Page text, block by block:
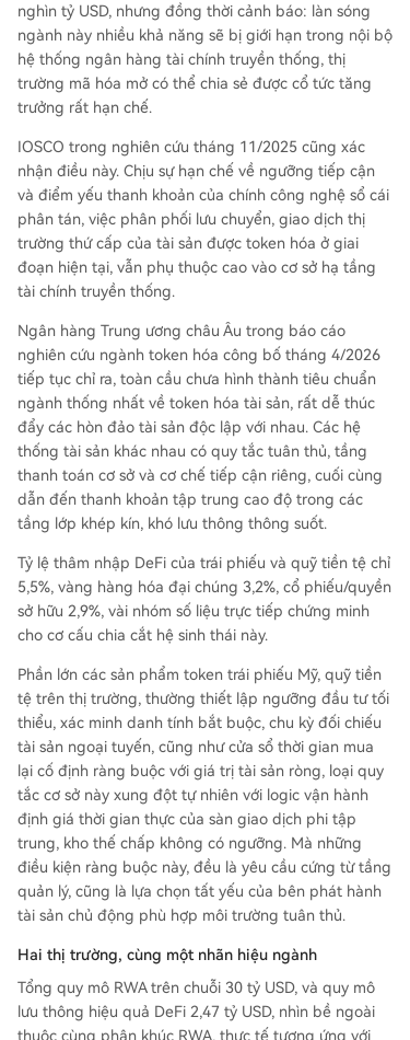
nghìn tỷ USD, nhưng đồng thời cảnh báo: làn sóng
ngành này nhiều khả năng sẽ bị giới hạn trong nội bộ
hệ thống ngân hàng tài chính truyền thống, thị
trường mã hóa mở có thể chia sẻ được cổ tức tăng
trưởng rất hạn chế.
IOSCO trong nghiên cứu tháng 11/2025 cũng xác
nhận điều này. Chịu sự hạn chế về ngưỡng tiếp cận
và điểm yếu thanh khoản của chính công nghệ sổ cái
phân tán, việc phân phối lưu chuyển, giao dịch thị
trường thứ cấp của tài sản được token hóa ở giai
đoạn hiện tại, vẫn phụ thuộc cao vào cơ sở hạ tầng
tài chính truyền thống.
Ngân hàng Trung ương châu Âu trong báo cáo
nghiên cứu ngành token hóa công bố tháng 4/2026
tiếp tục chỉ ra, toàn cầu chưa hình thành tiêu chuẩn
ngành thống nhất về token hóa tài sản, rất dễ thúc
đẩy các hòn đảo tài sản độc lập với nhau. Các hệ
thống tài sản khác nhau có quy tắc tuân thủ, tầng
thanh toán cơ sở và cơ chế tiếp cận riêng, cuối cùng
dẫn đến thanh khoản tập trung cao độ trong các
tầng lớp khép kín, khó lưu thông thông suốt.
Tỷ lệ thâm nhập DeFi của trái phiếu và quỹ tiền tệ chỉ
5,5%, vàng hàng hóa đại chúng 3,2%, cổ phiếu/quyền
sở hữu 2,9%, vài nhóm số liệu trực tiếp chứng minh
cho cơ cấu chia cắt hệ sinh thái này.
Phần lớn các sản phẩm token trái phiếu Mỹ, quỹ tiền
tệ trên thị trường, thường thiết lập ngưỡng đầu tư tối
thiểu, xác minh danh tính bắt buộc, chu kỳ đối chiếu
tài sản ngoại tuyến, cũng như cửa sổ thời gian mua
lại cố định ràng buộc với giá trị tài sản ròng, loại quy
tắc cơ sở này xung đột tự nhiên với logic vận hành
định giá thời gian thực của sàn giao dịch phi tập
trung, kho thế chấp không có ngưỡng. Mà những
điều kiện ràng buộc này, đều là yêu cầu cứng từ tầng
quản lý, cũng là lựa chọn tất yếu của bên phát hành
tài sản chủ động phù hợp môi trường tuân thủ.
Hai thị trường, cùng một nhãn hiệu ngành
Tổng quy mô RWA trên chuỗi 30 tỷ USD, và quy mô
lưu thông hiệu quả DeFi 2,47 tỷ USD, nhìn bề ngoài
thuộc cùng phân khúc RWA, thực tế tương ứng với